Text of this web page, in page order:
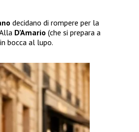
decidano di rompere per la
D’Amario (che si prepara a
bocca al lupo.